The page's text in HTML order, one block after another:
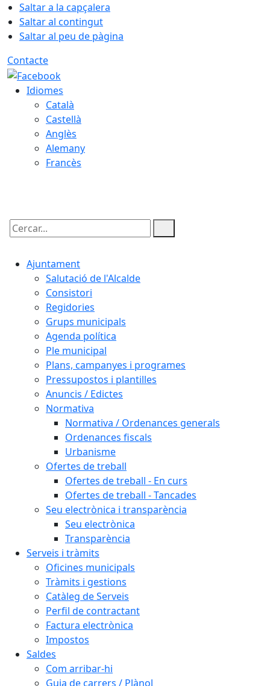
Saltar a la capçalera
Saltar al contingut
Saltar al peu de pàgina
Contacte
Idiomes
Català
Castellà
Anglès
Alemany
Francès
Cercar:
Ajuntament
Salutació de l'Alcalde
Consistori
Regidories
Grups municipals
Agenda política
Ple municipal
Plans, campanyes i programes
Pressupostos i plantilles
Anuncis / Edictes
Normativa
Normativa / Ordenances generals
Ordenances fiscals
Urbanisme
Ofertes de treball
Ofertes de treball - En curs
Ofertes de treball - Tancades
Seu electrònica i transparència
Seu electrònica
Transparència
Serveis i tràmits
Oficines municipals
Tràmits i gestions
Catàleg de Serveis
Perfil de contractant
Factura electrònica
Impostos
Saldes
Com arribar-hi
Guia de carrers / Plànol